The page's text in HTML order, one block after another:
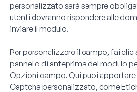
personalizzato sarà sempre
utenti dovranno rispondere alle
inviare il modulo.
Per personalizzare il campo, fai clic
pannello di anteprima del modulo
Opzioni campo. Qui puoi
Captcha personalizzato, come